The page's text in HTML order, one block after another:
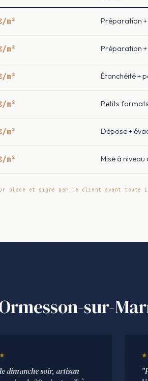
Préparation
Préparation
Étanchéité +
Petits
Dépose +
Mise à
place et signé par le client avant toute
sur-
dimanche soir, artisan